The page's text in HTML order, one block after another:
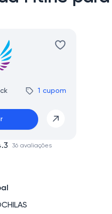
1 cupom
36 avaliações